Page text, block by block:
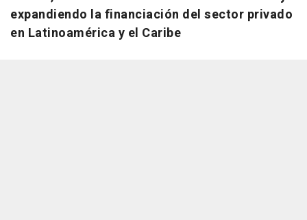
expandiendo la financiación del sector privado
en Latinoamérica y el Caribe